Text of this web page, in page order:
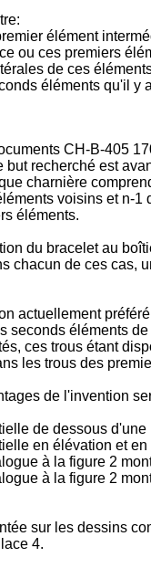
élément
ou ces premiers
de ces
éléments qu'il y
CH-B-405
recherché est
charnière
voisins et n-
éléments.
du bracelet au
chacun de ces cas,
actuellement
seconds éléments
ces trous étant
les trous des
de l'invention
de dessous
en élévation et
à la figure 2
à la figure 2
sur les dessins
4.